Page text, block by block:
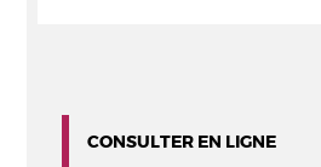
CONSULTER EN LIGNE